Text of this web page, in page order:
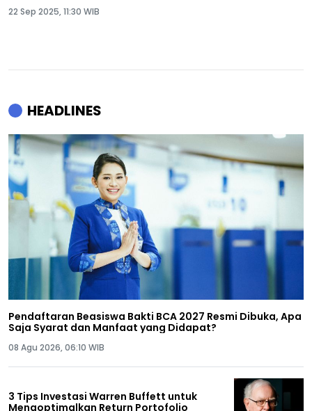
22 Sep 2025, 11:30 WIB
HEADLINES
Pendaftaran Beasiswa Bakti BCA 2027 Resmi Dibuka, Apa
Saja Syarat dan Manfaat yang Didapat?
08 Agu 2026, 06:10 WIB
3 Tips Investasi Warren Buffett untuk
Mengoptimalkan Return Portofolio